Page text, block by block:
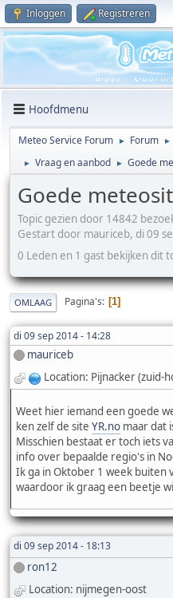
Inloggen Registreren
Hoofdmenu
Meteo Service Forum ► Forum ►
► Vraag en aanbod ► Goede
Goede
Topic gezien door 14842
Gestart door mauriceb, di 09
0 Leden en 1 gast bekijken dit
OMLAAG Pagina's 1
di 09 sep 2014 - 14:28
mauriceb
Location: Pijnacker (zuid-
Weet hier iemand een goede
ken zelf de site YR.no maar dat
Misschien bestaat er toch iets
info over bepaalde regio's in
Ik ga in Oktober 1 week buiten
waardoor ik graag een beetje
di 09 sep 2014 - 18:13
ron12
Location: nijmegen-oost